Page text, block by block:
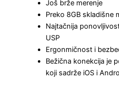
Još brže merenje
Preko 8GB skladišne
Najtačnija
USP
Ergonmičnost i
Bežična konekcija je
koji sadrže iOS i